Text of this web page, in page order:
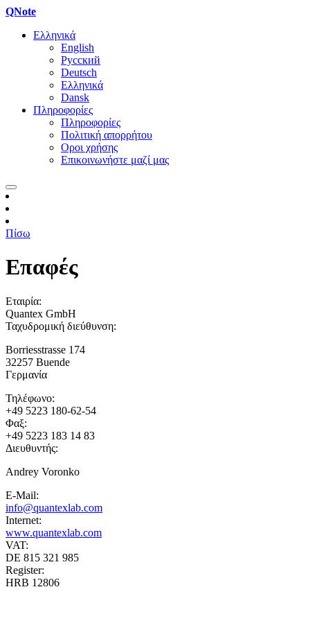
QNote
Ελληνικά
English
Русский
Deutsch
Ελληνικά
Dansk
Πληροφορίες
Πληροφορίες
Πολιτική απορρήτου
Οροι χρήσης
Επικοινωνήστε μαζί μας
Πίσω
Επαφές
Εταιρία:
Quantex GmbH
Ταχυδρομική διεύθυνση:
Borriesstrasse 174
32257 Buende
Γερμανία
Τηλέφωνο:
+49 5223 180-62-54
Φαξ:
+49 5223 183 14 83
Διευθυντής:
Andrey Voronko
E-Mail:
info@quantexlab.com
Internet:
www.quantexlab.com
VAT:
DE 815 321 985
Register:
HRB 12806